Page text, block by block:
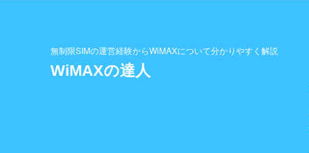
無制限SIMの運営経験からWiMAXについて分かりやすく解説
WiMAXの達人